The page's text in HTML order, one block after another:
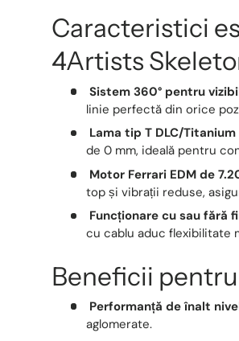
Caracteristici
4Artists
Sistem 360° pentru
linie perfectă din orice
Lama tip T DLC/
de 0 mm, ideală pentru
Motor Ferrari EDM de
top și vibrații reduse,
Funcționare cu sau fără
cu cablu aduc flexibilitate
Beneficii
Performanță de înalt
aglomerate.